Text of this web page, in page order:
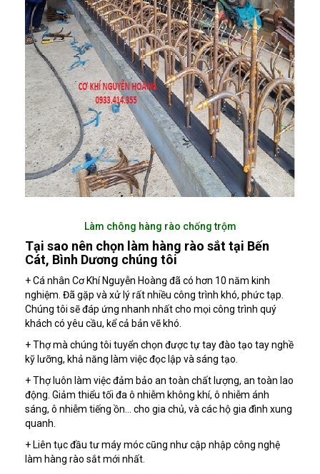
Làm chông hàng rào chống trộm
Tại sao nên chọn làm hàng rào sắt tại Bến
Cát, Bình Dương chúng tôi
+ Cá nhân Cơ Khí Nguyễn Hoàng đã có hơn 10 năm kinh
nghiệm. Đã gặp và xử lý rất nhiều công trình khó, phức tạp.
Chúng tôi sẽ đáp ứng nhanh nhất cho mọi công trình quý
khách có yêu cầu, kể cả bản vẽ khó.
+ Thợ mà chúng tôi tuyển chọn được tự tay đào tạo tay nghề
kỹ lưỡng, khả năng làm việc đọc lập và sáng tạo.
+ Thợ luôn làm việc đảm bảo an toàn chất lượng, an toàn lao
động. Giảm thiểu tối đa ô nhiễm không khí, ô nhiễm ánh
sáng, ô nhiễm tiếng ồn… cho gia chủ, và các hộ gia đình xung
quanh.
+ Liên tục đầu tư máy móc cũng như cập nhập công nghệ
làm hàng rào sắt mới nhất.